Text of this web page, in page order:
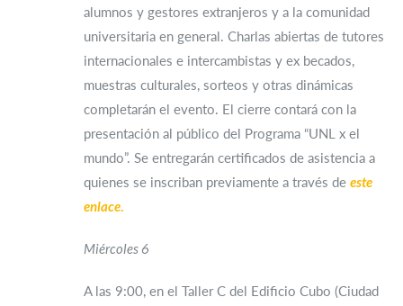
alumnos y gestores extranjeros y a la comunidad
universitaria en general. Charlas abiertas de tutores
internacionales e intercambistas y ex becados,
muestras culturales, sorteos y otras dinámicas
completarán el evento. El cierre contará con la
presentación al público del Programa “UNL x el
mundo”. Se entregarán certificados de asistencia a
quienes se inscriban previamente a través de este
enlace.
Miércoles 6
A las 9:00, en el Taller C del Edificio Cubo (Ciudad